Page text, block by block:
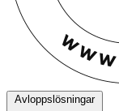
Avloppslösningar